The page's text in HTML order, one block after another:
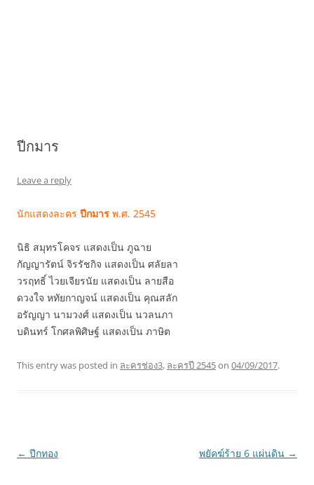
ปีกมาร
Leave a reply
นักแสดงละคร ปีกมาร พ.ศ. 2545
นิธิ สมุทรโคจร แสดงเป็น ภูฉาย
กัญญารัตน์ จิรรัชกิจ แสดงเป็น ศลัยลา
วรฤทธิ์ ไวยเจียรนัย แสดงเป็น ลายสือ
ดวงใจ หทัยกาญจน์ แสดงเป็น คุณสลัก
อรัญญา นามวงศ์ แสดงเป็น นวลนภา
บดินทร์ โกศลพิศิษฐ์ แสดงเป็น ภาษิต
This entry was posted in ละครช่อง3, ละครปี 2545on 04/09/2017.
Post
← ปีกทอง พยัคฆ์ร้าย 6 แผ่นดิน →